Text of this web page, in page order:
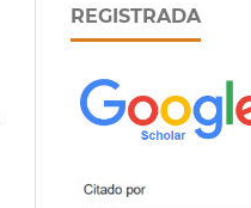
REGISTRADA